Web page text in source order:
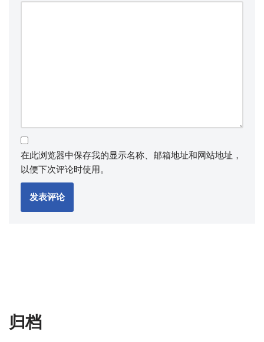
在此浏览器中保存我的显示名称、邮箱地址和网站地址，
以便下次评论时使用。
归档